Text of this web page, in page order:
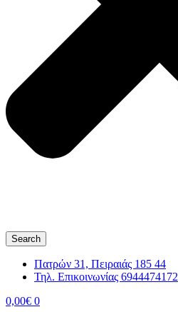
Search
Πατρών 31, Πειραιάς 185 44
Τηλ. Επικοινωνίας 6944474172
0,00€ 0